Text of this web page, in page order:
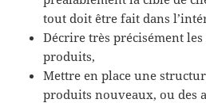
tout doit être fait dans
Décrire très précisément
produits,
Mettre en place une
produits nouveaux, ou des